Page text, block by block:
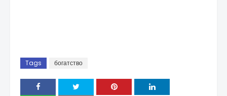
Tags богатство